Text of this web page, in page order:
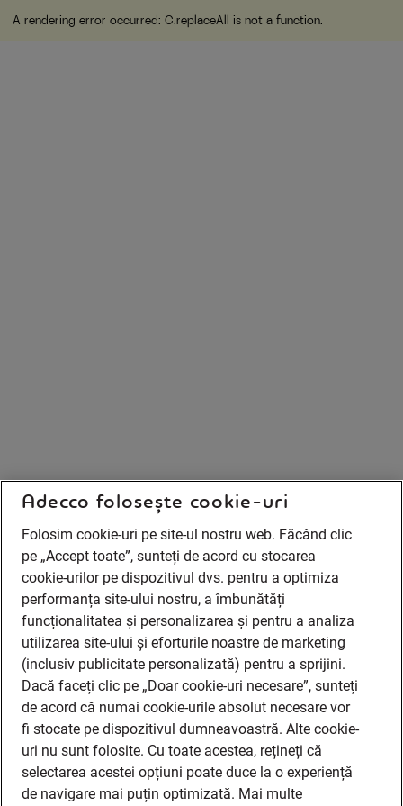
A rendering error occurred: C.replaceAll is not a function.
Adecco folosește cookie-uri
Folosim cookie-uri pe site-ul nostru web. Făcând clic
pe „Accept toate”, sunteți de acord cu stocarea
cookie-urilor pe dispozitivul dvs. pentru a optimiza
performanța site-ului nostru, a îmbunătăți
funcționalitatea și personalizarea și pentru a analiza
utilizarea site-ului și eforturile noastre de marketing
(inclusiv publicitate personalizată) pentru a sprijini.
Dacă faceți clic pe „Doar cookie-uri necesare”, sunteți
de acord că numai cookie-urile absolut necesare vor
fi stocate pe dispozitivul dumneavoastră. Alte cookie-
uri nu sunt folosite. Cu toate acestea, rețineți că
selectarea acestei opțiuni poate duce la o experiență
de navigare mai puțin optimizată. Mai multe